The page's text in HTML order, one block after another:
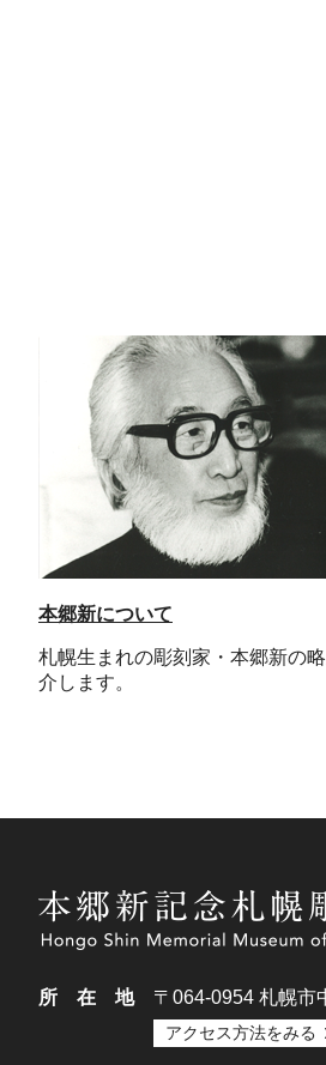
本郷新について
札幌生まれの彫刻家・本郷新の
介します。
所在地 〒064-0954 札幌市
アクセス方法をみる